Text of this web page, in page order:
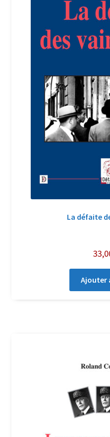
Login Customizer
Newsletter
Nous Contacter
Politique de
Qui sommes-nous ?
Soutien à Philippe Randa
Suivi de la Commande
La défaite
Ajouter